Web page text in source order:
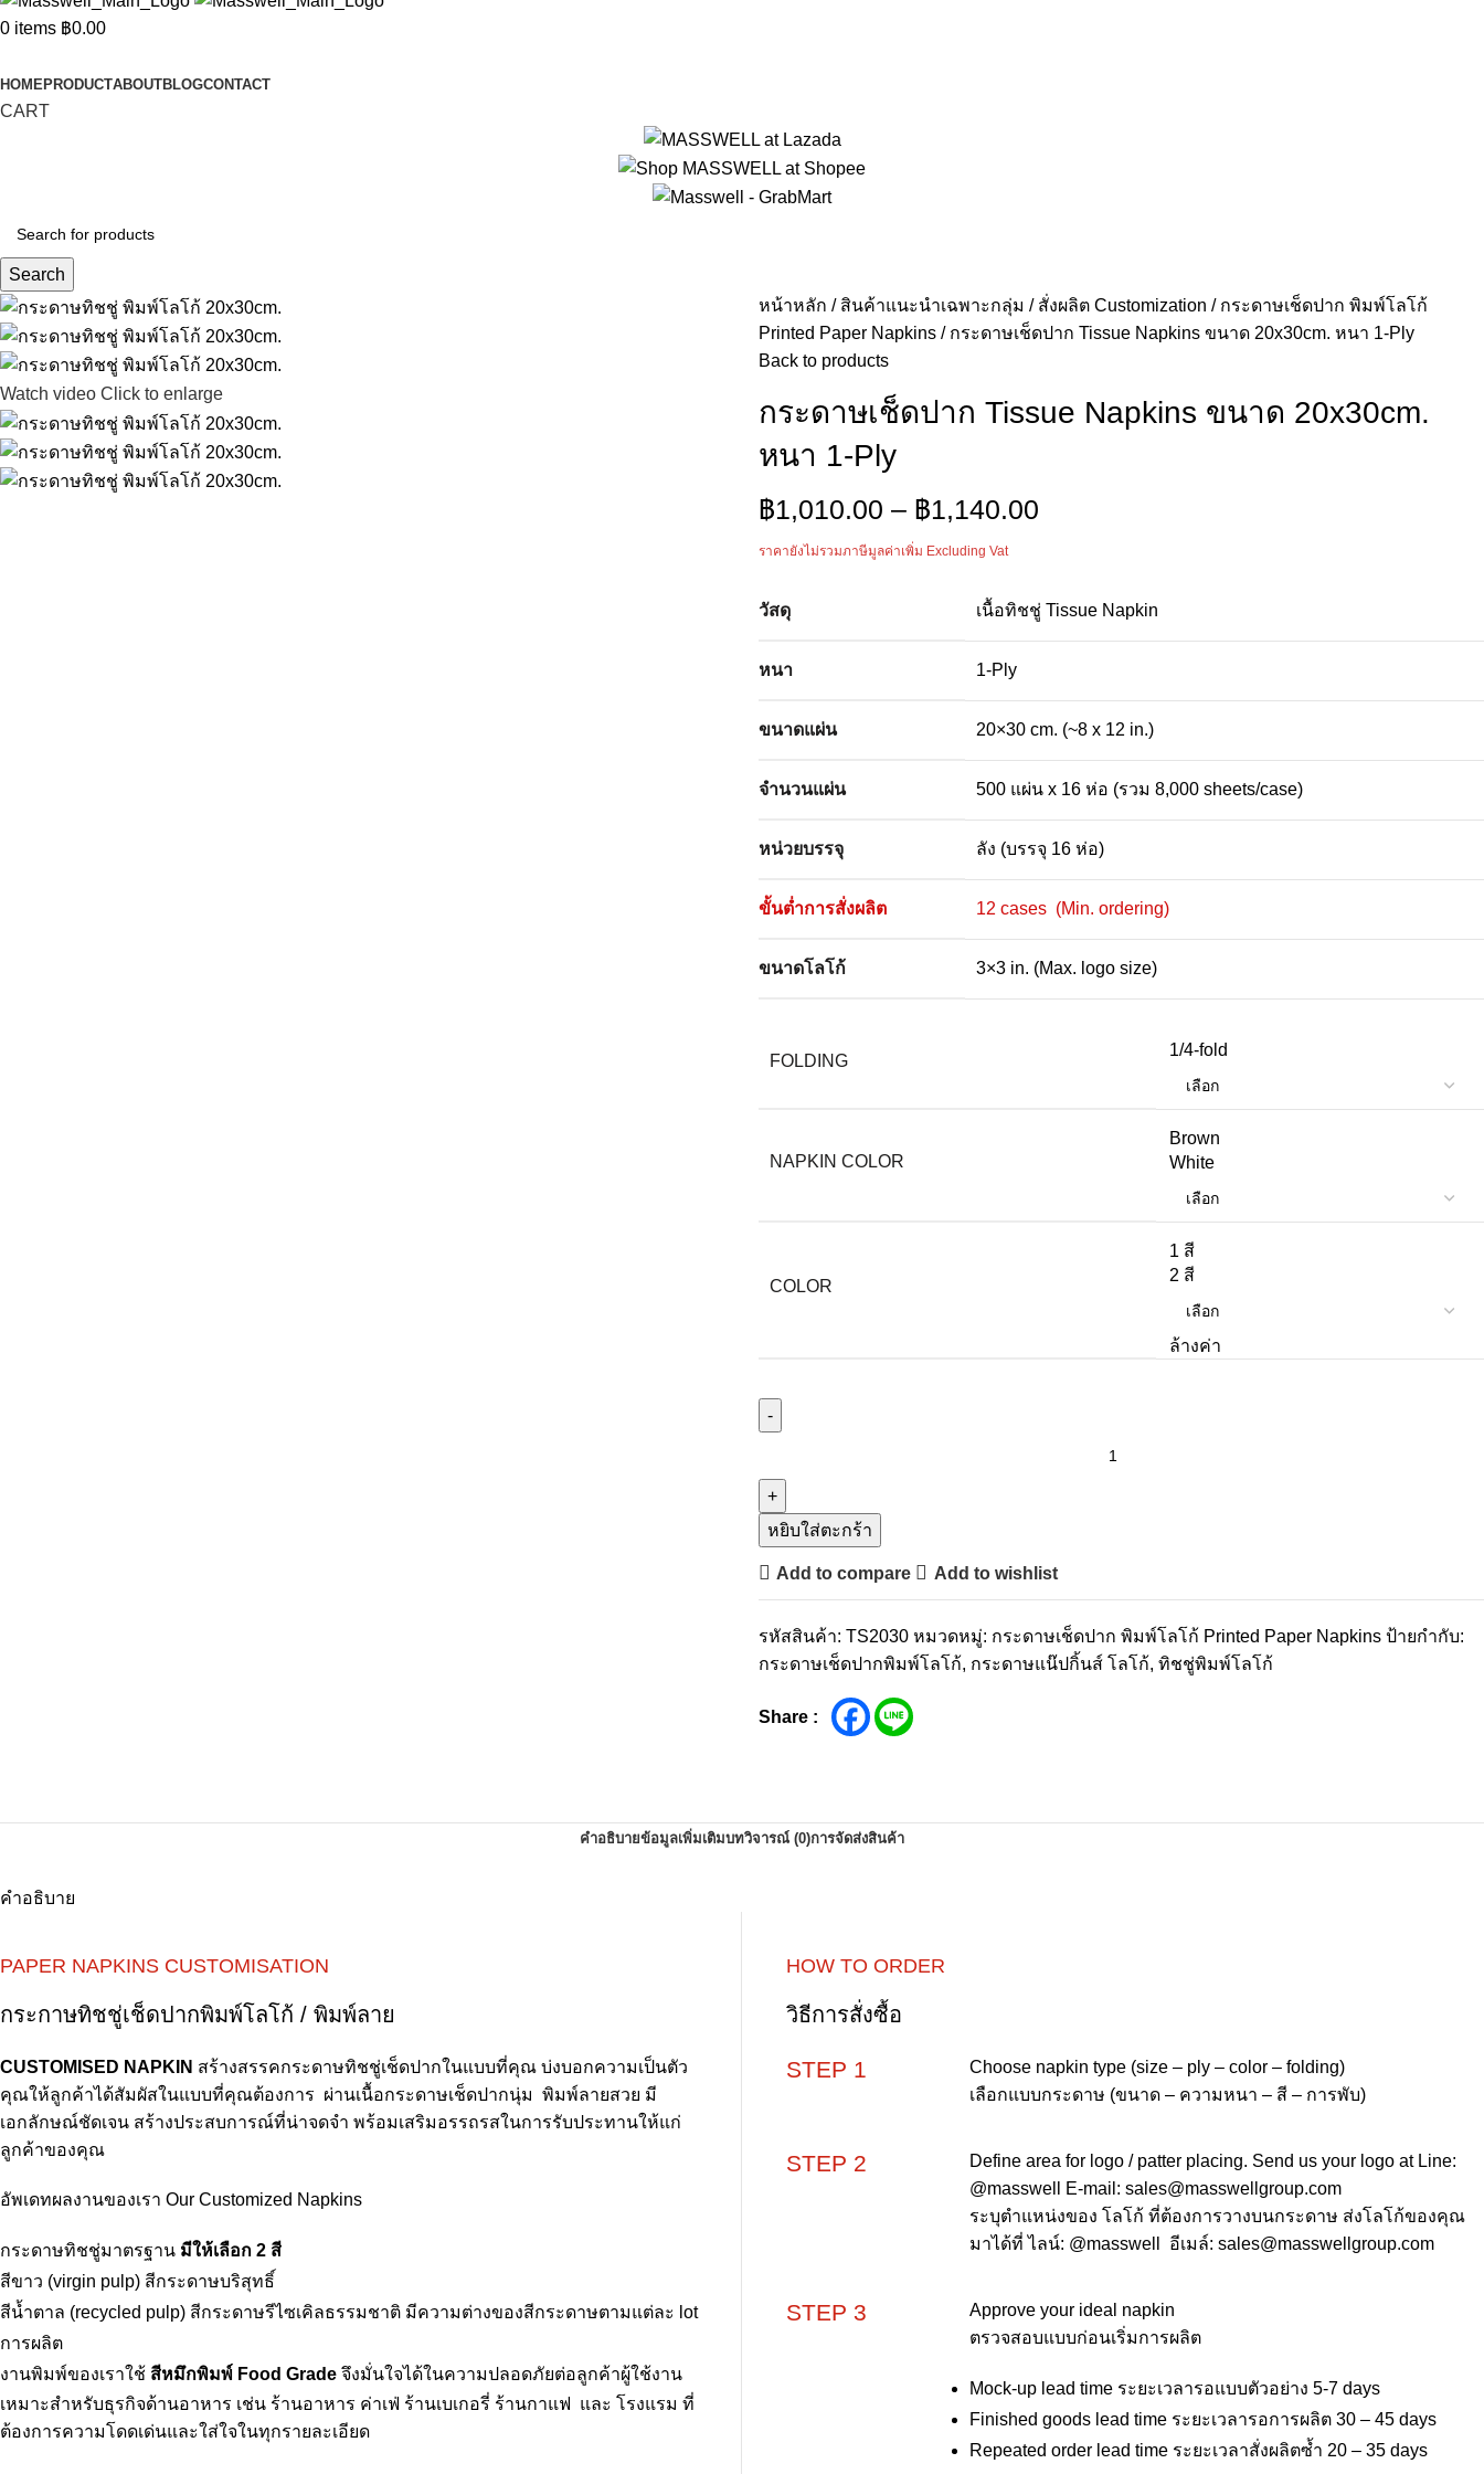
0 items ฿0.00
HOMEPRODUCTABOUTBLOGCONTACT
CART
Search
Watch video Click to enlarge
หน้าหลัก สินค้าแนะนำเฉพาะกลุ่ม สั่งผลิต Customization
กระดาษเช็ดปาก พิมพ์โลโก้
Printed Paper Napkins
กระดาษเช็ดปาก Tissue Napkins ขนาด 20x30cm. หนา 1-Ply
Back to products
กระดาษเช็ดปาก Tissue Napkins ขนาด 20x30cm.
หนา 1-Ply
฿1,010.00 – ฿1,140.00
ราคายังไม่รวมภาษีมูลค่าเพิ่ม Excluding Vat
วัสดุ เนื้อทิชชู่ Tissue Napkin
หนา 1-Ply
ขนาดแผ่น 20×30 cm. (~8 x 12 in.)
จำนวนแผ่น 500 แผ่น x 16 ห่อ (รวม 8,000 sheets/case)
หน่วยบรรจุ ลัง (บรรจุ 16 ห่อ)
ขั้นต่ำการสั่งผลิต 12 cases (Min. ordering)
ขนาดโลโก้ 3×3 in. (Max. logo size)
FOLDING
1/4-fold
NAPKIN COLOR
Brown
White
COLOR
1 สี
2 สี
ล้างค่า
หยิบใส่ตะกร้า
Add to compare Add to wishlist
รหัสสินค้า: TS2030 หมวดหมู่: กระดาษเช็ดปาก พิมพ์โลโก้ Printed Paper Napkins ป้ายกำกับ:
กระดาษเช็ดปากพิมพ์โลโก้, กระดาษแน๊ปกิ้นส์ โลโก้, ทิชชู่พิมพ์โลโก้
Share :
คำอธิบายข้อมูลเพิ่มเติมบทวิจารณ์ (0)การจัดส่งสินค้า
คำอธิบาย
PAPER NAPKINS CUSTOMISATION
กระกาษทิชชู่เช็ดปากพิมพ์โลโก้ / พิมพ์ลาย
CUSTOMISED NAPKIN สร้างสรรคกระดาษทิชชู่เช็ดปากในแบบที่คุณ บ่งบอกความเป็นตัว
คุณให้ลูกค้าได้สัมผัสในแบบที่คุณต้องการ ผ่านเนื้อกระดาษเช็ดปากนุ่ม พิมพ์ลายสวย มี
เอกลักษณ์ชัดเจน สร้างประสบการณ์ที่น่าจดจำ พร้อมเสริมอรรถรสในการรับประทานให้แก่
ลูกค้าของคุณ
อัพเดทผลงานของเรา Our Customized Napkins
กระดาษทิชชู่มาตรฐาน มีให้เลือก 2 สี
สีขาว (virgin pulp) สีกระดาษบริสุทธิ์
สีน้ำตาล (recycled pulp) สีกระดาษรีไซเคิลธรรมชาติ มีความต่างของสีกระดาษตามแต่ละ lot
การผลิต
งานพิมพ์ของเราใช้ สีหมึกพิมพ์ Food Grade จึงมั่นใจได้ในความปลอดภัยต่อลูกค้าผู้ใช้งาน
เหมาะสำหรับธุรกิจด้านอาหาร เช่น ร้านอาหาร ค่าเฟ่ ร้านเบเกอรี่ ร้านกาแฟ และ โรงแรม ที่
ต้องการความโดดเด่นและใส่ใจในทุกรายละเอียด
HOW TO ORDER
วิธีการสั่งซื้อ
STEP 1
Choose napkin type (size – ply – color – folding)
เลือกแบบกระดาษ (ขนาด – ความหนา – สี – การพับ)
STEP 2
Define area for logo / patter placing. Send us your logo at Line:
@masswell
E-mail: sales@masswellgroup.com
ระบุตำแหน่งของ โลโก้ ที่ต้องการวางบนกระดาษ ส่งโลโก้ของคุณ
มาได้ที่ ไลน์: @masswell อีเมล์: sales@masswellgroup.com
STEP 3
Approve your ideal napkin
ตรวจสอบแบบก่อนเริ่มการผลิต
Mock-up lead time ระยะเวลารอแบบตัวอย่าง 5-7 days
Finished goods lead time ระยะเวลารอการผลิต 30 – 45 days
Repeated order lead time ระยะเวลาสั่งผลิตซ้ำ 20 – 35 days